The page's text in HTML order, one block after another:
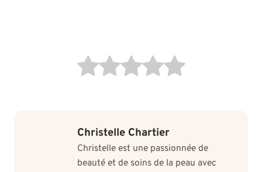
Christelle Chartier
Christelle est une passionnée de
beauté et de soins de la peau avec